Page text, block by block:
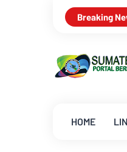
Breaking
Arizyanto Ditunjuk
HOME